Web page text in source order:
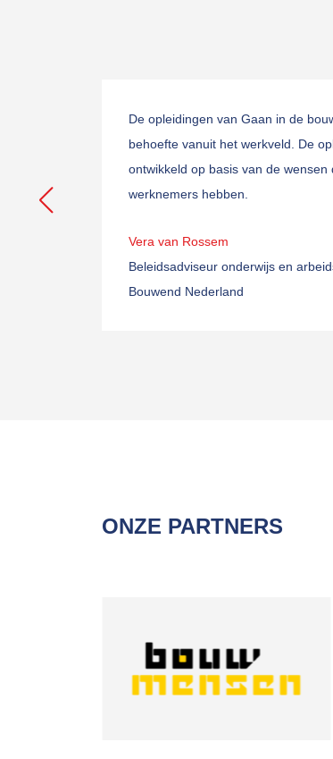
De opleidingen van Gaan in de
behoefte vanuit het werkveld. De
ontwikkeld op basis van de wensen
werknemers hebben.
Vera van Rossem
Beleidsadviseur onderwijs en
Bouwend Nederland
ONZE PARTNERS